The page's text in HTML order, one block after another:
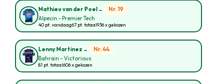
Mathieu van der Poel - Nr. 19
Alpecin - Premier Tech
40 pt. vandaag67 pt. totaal936 x gekozen
Lenny Martinez - Nr. 44
Bahrain - Victorious
81 pt. totaal606 x gekozen